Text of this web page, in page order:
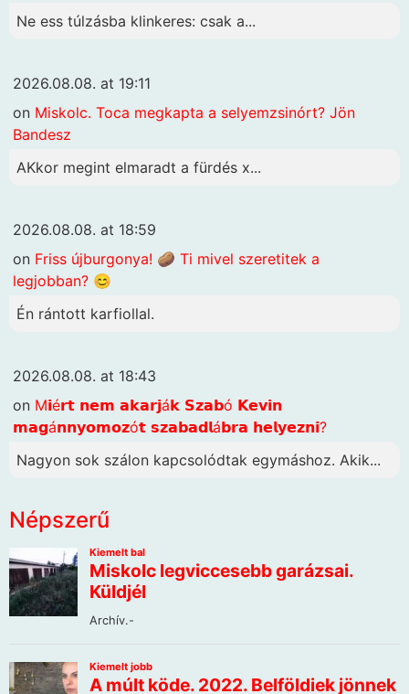
Ne ess túlzásba klinkeres: csak a...
2026.08.08. at 19:11
on Miskolc. Toca megkapta a selyemzsinórt? Jön
Bandesz
AKkor megint elmaradt a fürdés x...
2026.08.08. at 18:59
on Friss újburgonya! 🥔 Ti mivel szeretitek a
legjobban? 😊
Én rántott karfiollal.
2026.08.08. at 18:43
on M𝗶é𝗿𝘁 𝗻𝗲𝗺 𝗮𝗸𝗮𝗿𝗷á𝗸 𝗦𝘇𝗮𝗯ó 𝗞𝗲𝘃𝗶𝗻
𝗺𝗮𝗴á𝗻𝗻𝘆𝗼𝗺𝗼𝘇ó𝘁 𝘀𝘇𝗮𝗯𝗮𝗱𝗹á𝗯𝗿𝗮 𝗵𝗲𝗹𝘆𝗲𝘇𝗻𝗶?
Nagyon sok szálon kapcsolódtak egymáshoz. Akik...
Népszerű